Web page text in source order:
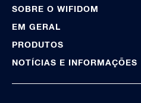
SOBRE O WIFIDOM
EM GERAL
PRODUTOS
NOTÍCIAS E INFORMAÇÕES